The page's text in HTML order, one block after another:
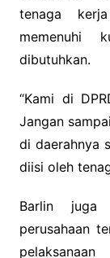
tenaga
memenuhi
dibutuhkan.
“Kami di
Jangan
di daerahnya
diisi oleh
Barlin juga
perusahaan